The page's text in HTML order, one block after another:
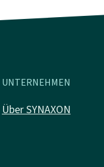
UNTERNEHMEN
Über SYNAXON